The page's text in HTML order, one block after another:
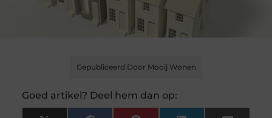
Gepubliceerd Door Mooij Wonen
Goed artikel? Deel hem dan op: